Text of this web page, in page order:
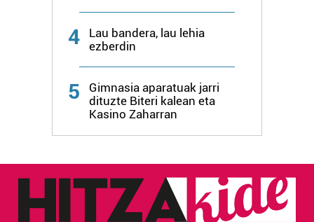
4
Lau bandera, lau lehia
ezberdin
5
Gimnasia aparatuak jarri
dituzte Biteri kalean eta
Kasino Zaharran